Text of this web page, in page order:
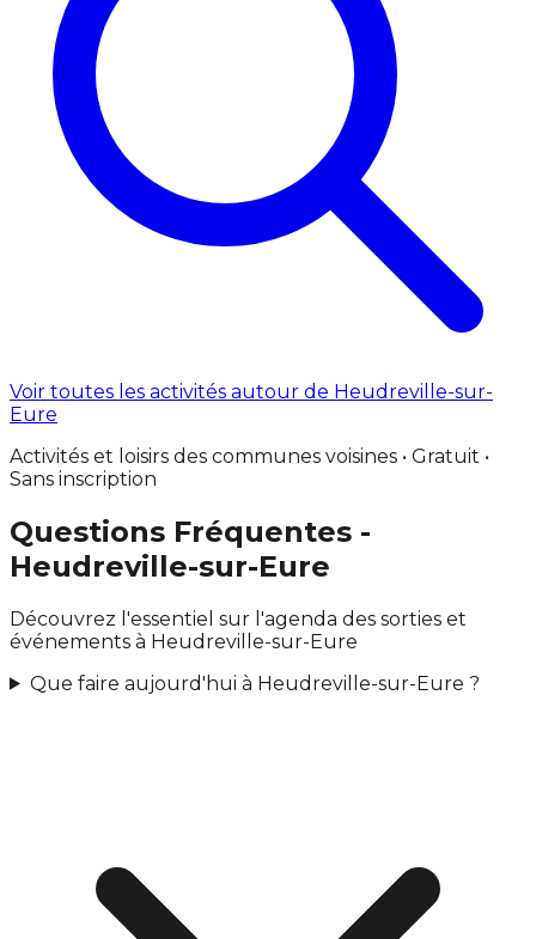
Voir toutes les activités autour de Heudreville-sur-
Eure
Activités et loisirs des communes voisines • Gratuit •
Sans inscription
Questions Fréquentes -
Heudreville-sur-Eure
Découvrez l'essentiel sur l'agenda des sorties et
événements à Heudreville-sur-Eure
Que faire aujourd'hui à Heudreville-sur-Eure ?